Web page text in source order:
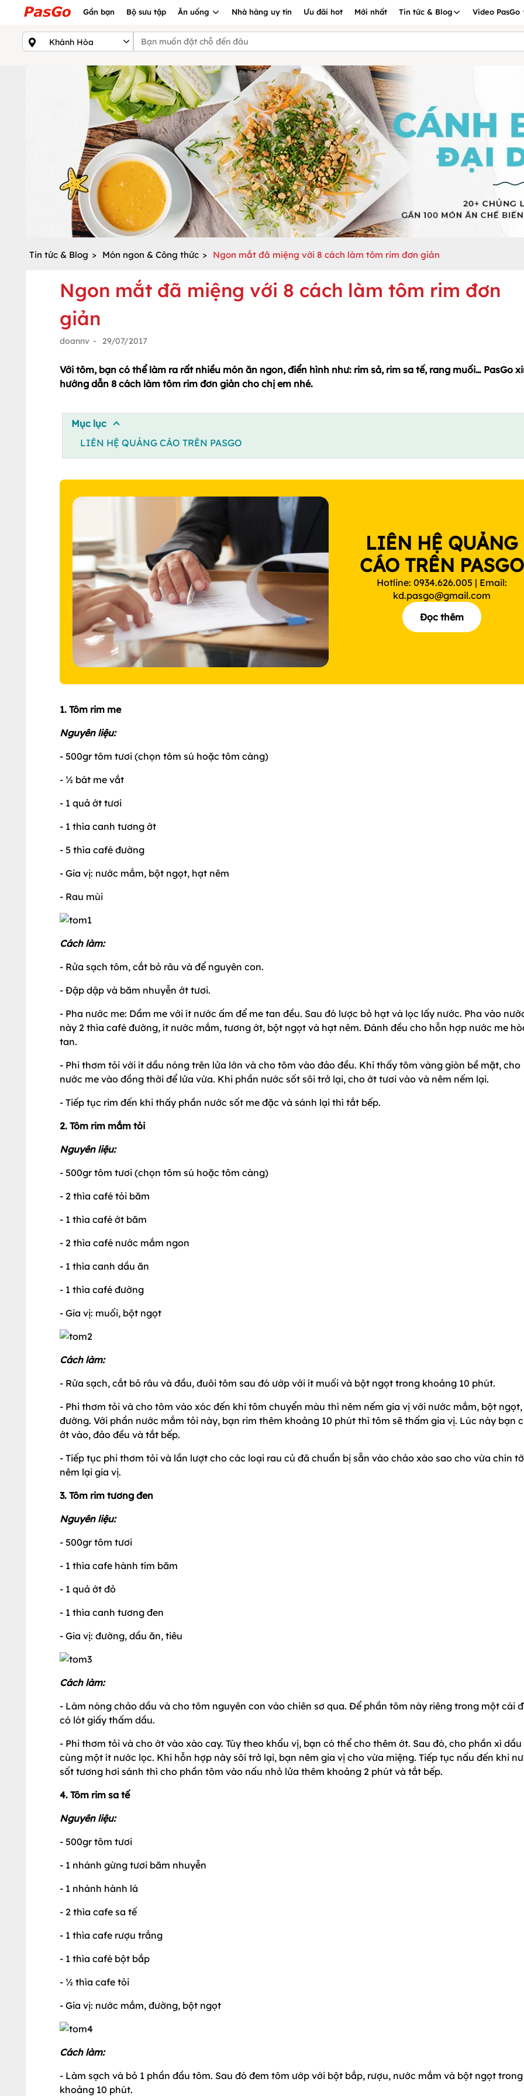
Gần bạn Bộ sưu tập Ăn uống Nhà hàng uy tín Ưu đãi hot Mới nhất Tin tức & Blog Video PasGo
Tin tức & Blog > Món ngon & Công thức > Ngon mắt đã miệng với 8 cách làm tôm rim đơn giản
Ngon mắt đã miệng với 8 cách làm tôm rim đơn
giản
doannv - 29/07/2017
Với tôm, bạn có thể làm ra rất nhiều món ăn ngon, điển hình như: rim sả, rim sa tế, rang muối… PasGo
hướng dẫn 8 cách làm tôm rim đơn giản cho chị em nhé.
Mục lục
LIÊN HỆ QUẢNG CÁO TRÊN PASGO
LIÊN HỆ QUẢNG
CÁO TRÊN PASGO
Hotline: 0934.626.005 | Email:
kd.pasgo@gmail.com
Đọc thêm
1. Tôm rim me
Nguyên liệu:
- 500gr tôm tươi (chọn tôm sú hoặc tôm càng)
- ½ bát me vắt
- 1 quả ớt tươi
- 1 thìa canh tương ớt
- 5 thìa café đường
- Gia vị: nước mắm, bột ngọt, hạt nêm
- Rau mùi
Cách làm:
- Rửa sạch tôm, cắt bỏ râu và để nguyên con.
- Đập dập và băm nhuyễn ớt tươi.
- Pha nước me: Dầm me với ít nước ấm để me tan đều. Sau đó lược bỏ hạt và lọc lấy nước. Pha vào
này 2 thìa café đường, ít nước mắm, tương ớt, bột ngọt và hạt nêm. Đánh đều cho hỗn hợp nước me
tan.
- Phi thơm tỏi với ít dầu nóng trên lửa lớn và cho tôm vào đảo đều. Khi thấy tôm vàng giòn bề mặt, cho
nước me vào đồng thời để lửa vừa. Khi phần nước sốt sôi trở lại, cho ớt tươi vào và nêm nếm lại.
- Tiếp tục rim đến khi thấy phần nước sốt me đặc và sánh lại thì tắt bếp.
2. Tôm rim mắm tỏi
Nguyên liệu:
- 500gr tôm tươi (chọn tôm sú hoặc tôm càng)
- 2 thìa café tỏi băm
- 1 thìa café ớt băm
- 2 thìa café nước mắm ngon
- 1 thìa canh dầu ăn
- 1 thìa café đường
- Gia vị: muối, bột ngọt
Cách làm:
- Rửa sạch, cắt bỏ râu và đầu, đuôi tôm sau đó ướp với ít muối và bột ngọt trong khoảng 10 phút.
- Phi thơm tỏi và cho tôm vào xóc đến khi tôm chuyển màu thì nêm nếm gia vị với nước mắm, bột ngọt,
đường. Với phần nước mắm tỏi này, bạn rim thêm khoảng 10 phút thì tôm sẽ thấm gia vị. Lúc này bạn
ớt vào, đảo đều và tắt bếp.
- Tiếp tục phi thơm tỏi và lần lượt cho các loại rau củ đã chuẩn bị sẵn vào chảo xào sao cho vừa chín
nêm lại gia vị.
3. Tôm rim tương đen
Nguyên liệu:
- 500gr tôm tươi
- 1 thìa cafe hành tím băm
- 1 quả ớt đỏ
- 1 thìa canh tương đen
- Gia vị: đường, dầu ăn, tiêu
Cách làm:
- Làm nóng chảo dầu và cho tôm nguyên con vào chiên sơ qua. Để phần tôm này riêng trong một cái
có lót giấy thấm dầu.
- Phi thơm tỏi và cho ớt vào xào cay. Tùy theo khẩu vị, bạn có thể cho thêm ớt. Sau đó, cho phần xì
cùng một ít nước lọc. Khi hỗn hợp này sôi trở lại, bạn nêm gia vị cho vừa miệng. Tiếp tục nấu đến khi
sốt tương hơi sánh thì cho phần tôm vào nấu nhỏ lửa thêm khoảng 2 phút và tắt bếp.
4. Tôm rim sa tế
Nguyên liệu:
- 500gr tôm tươi
- 1 nhánh gừng tươi băm nhuyễn
- 1 nhánh hành lá
- 2 thìa cafe sa tế
- 1 thìa cafe rượu trắng
- 1 thìa café bột bắp
- ½ thìa cafe tỏi
- Gia vị: nước mắm, đường, bột ngọt
Cách làm:
- Làm sạch và bỏ 1 phần đầu tôm. Sau đó đem tôm ướp với bột bắp, rượu, nước mắm và bột ngọt trong
khoảng 10 phút.